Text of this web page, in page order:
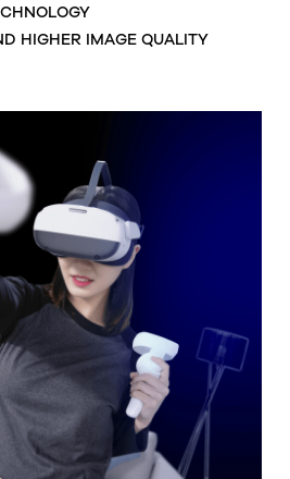
HIGHER IMAGE QUALITY